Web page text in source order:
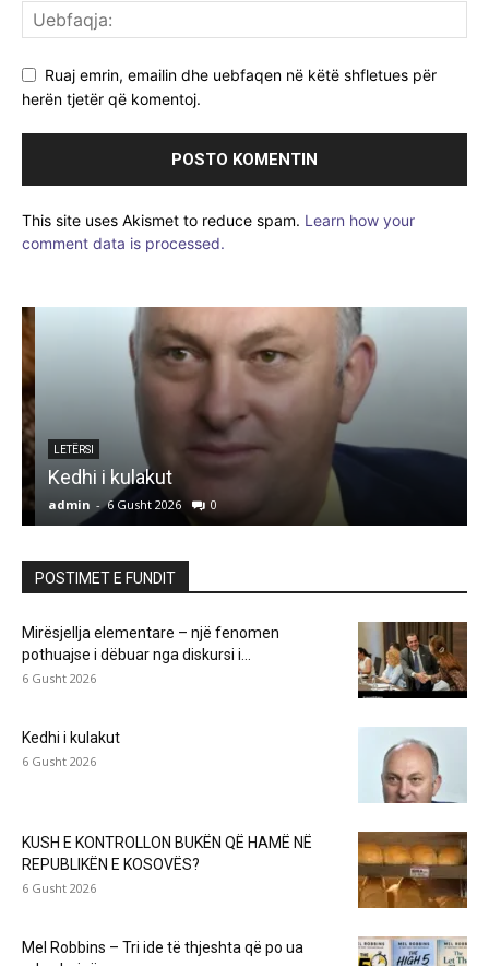
Ruaj emrin, emailin dhe uebfaqen në këtë shfletues për
herën tjetër që komentoj.
This site uses Akismet to reduce spam. Learn how your
comment data is processed.
LETËRSI
Kedhi i kulakut
admin - 6 Gusht 2026 0
POSTIMET E FUNDIT
Mirësjellja elementare – një fenomen
pothuajse i dëbuar nga diskursi i...
6 Gusht 2026
Kedhi i kulakut
6 Gusht 2026
KUSH E KONTROLLON BUKËN QË HAMË NË
REPUBLIKËN E KOSOVËS?
6 Gusht 2026
Mel Robbins – Tri ide të thjeshta që po ua